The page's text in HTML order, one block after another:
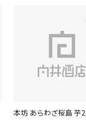
本坊 あらわざ桜島 芋